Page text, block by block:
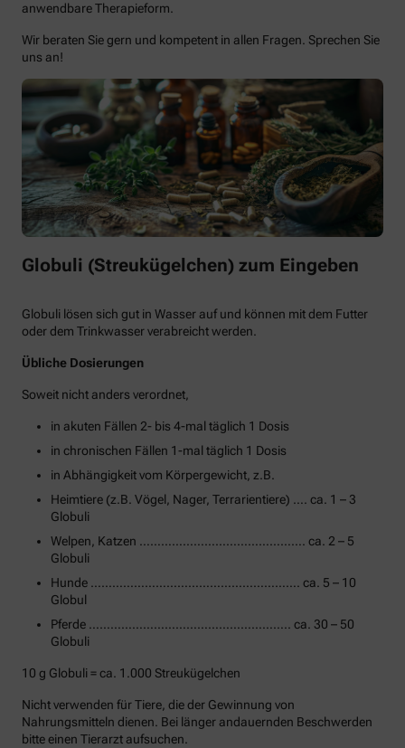
anwendbare Therapieform.
Wir beraten Sie gern und kompetent in allen Fragen. Sprechen Sie
uns an!
Globuli (Streukügelchen) zum Eingeben
Globuli lösen sich gut in Wasser auf und können mit dem Futter
oder dem Trinkwasser verabreicht werden.
Übliche Dosierungen
Soweit nicht anders verordnet,
in akuten Fällen 2- bis 4-mal täglich 1 Dosis
in chronischen Fällen 1-mal täglich 1 Dosis
in Abhängigkeit vom Körpergewicht, z.B.
Heimtiere (z.B. Vögel, Nager, Terrarientiere) …. ca. 1 – 3
Globuli
Welpen, Katzen ………………………………………. ca. 2 – 5
Globuli
Hunde …………………………………………………. ca. 5 – 10
Globul
Pferde ……………………………………………….. ca. 30 – 50
Globuli
10 g Globuli = ca. 1.000 Streukügelchen
Nicht verwenden für Tiere, die der Gewinnung von
Nahrungsmitteln dienen. Bei länger andauernden Beschwerden
bitte einen Tierarzt aufsuchen.